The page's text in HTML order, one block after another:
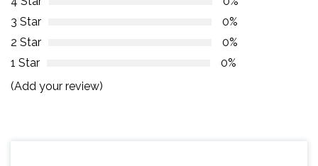
3 Star
0%
2 Star
0%
1 Star
0%
(Add your review)